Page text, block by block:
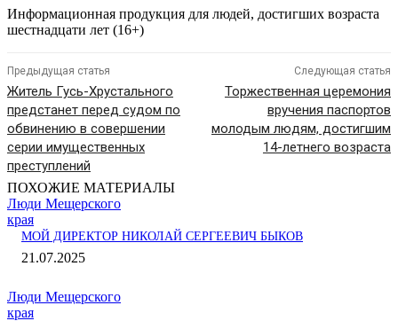
Информационная продукция для людей, достигших возраста
шестнадцати лет (16+)
Предыдущая статья
Житель Гусь-Хрустального
предстанет перед судом по
обвинению в совершении
серии имущественных
преступлений
Следующая статья
Торжественная церемония
вручения паспортов
молодым людям, достигшим
14-летнего возраста
ПОХОЖИЕ МАТЕРИАЛЫ
Люди Мещерского
края
МОЙ ДИРЕКТОР НИКОЛАЙ СЕРГЕЕВИЧ БЫКОВ
21.07.2025
Люди Мещерского
края